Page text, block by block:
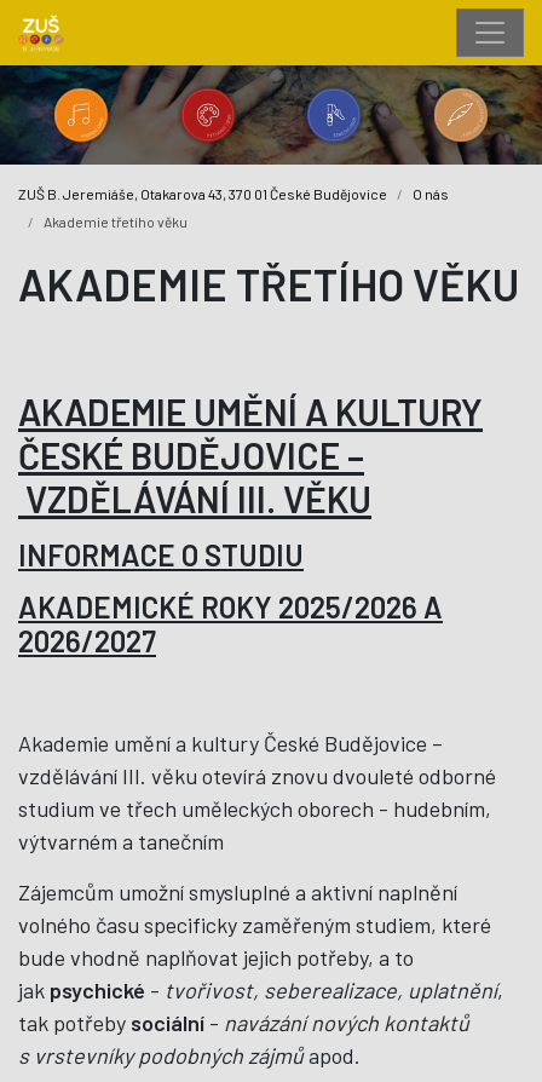
ZUŠ B. Jeremiáše, Otakarova 43, 370 01 České Budějovice
O nás
Akademie třetího věku
AKADEMIE TŘETÍHO VĚKU
AKADEMIE UMĚNÍ A KULTURY
ČESKÉ BUDĚJOVICE –
VZDĚLÁVÁNÍ III. VĚKU
INFORMACE O STUDIU
AKADEMICKÉ ROKY 2025/2026 A
2026/2027
Akademie umění a kultury České Budějovice –
vzdělávání III. věku otevírá znovu dvouleté odborné
studium ve třech uměleckých oborech - hudebním,
výtvarném a tanečním
Zájemcům umožní smysluplné a aktivní naplnění
volného času specificky zaměřeným studiem, které
bude vhodně naplňovat jejich potřeby, a to
jak psychické - tvořivost, seberealizace, uplatnění,
tak potřeby sociální - navázání nových kontaktů
s vrstevníky podobných zájmůapod.